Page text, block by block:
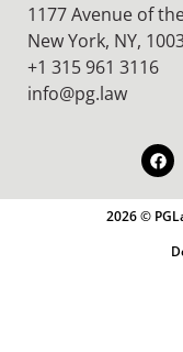
1177 Avenue of
New York, NY,
+1 315 961 3116
info@pg.law
2026 ©